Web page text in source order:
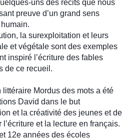
uns des récits que nous
preuve d’un grand sens
la surexploitation et leurs
et végétale sont des exemples
inspiré l’écriture des fables
de ce recueil.
littéraire Mordus des mots a été
David dans le but
et la créativité des jeunes et de
et la lecture en français.
12e années des écoles